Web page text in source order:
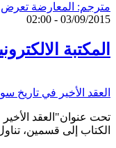
مترجم: المعارضة تعرض
03/09/2015 - 02:00
المكتبة
العقد الأخير في تاريخ
تحت عنوان"العقد
الكتاب إلى قسمين،